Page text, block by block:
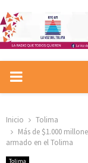
PRIMARY
Inicio
Tolima
Más de $1.000
armado en el Tolima
Tolima